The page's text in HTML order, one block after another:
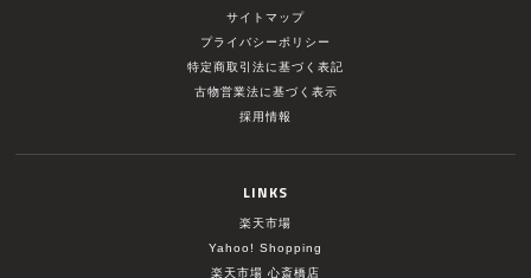
サイトマップ
プライバシーポリシー
特定商取引法に基づく表記
古物営業法に基づく表示
採用情報
LINKS
楽天市場
Yahoo! Shopping
楽天市場 心斎橋店